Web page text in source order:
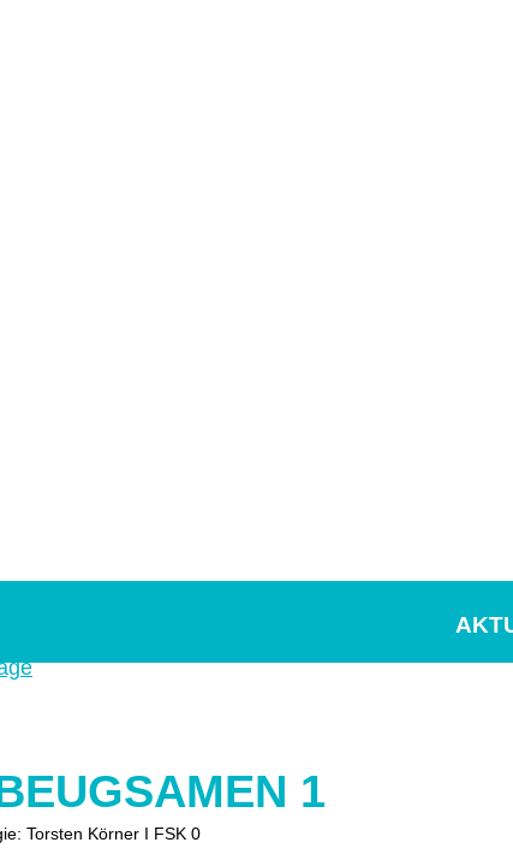
1
Torsten Körner I FSK 0